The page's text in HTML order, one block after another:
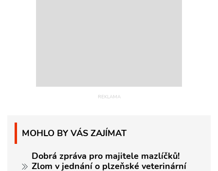
MOHLO BY VÁS ZAJÍMAT
Dobrá zpráva pro majitele mazlíčků!
Zlom v jednání o plzeňské veterinární